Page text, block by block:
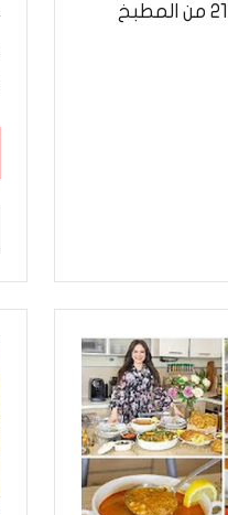
21eme journee video youtubeدبارة 21 من المطبخ